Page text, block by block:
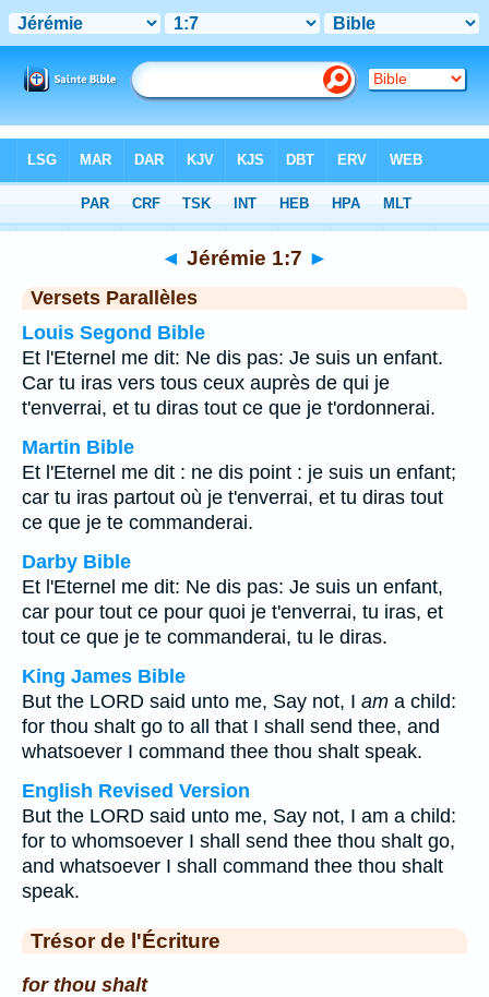
Chapitre 1> Verset 7
◄ Jérémie 1:7 ►
Versets Parallèles
Louis Segond Bible
Et l'Eternel me dit: Ne dis pas: Je suis un enfant.
Car tu iras vers tous ceux auprès de qui je
t'enverrai, et tu diras tout ce que je t'ordonnerai.
Martin Bible
Et l'Eternel me dit : ne dis point : je suis un enfant;
car tu iras partout où je t'enverrai, et tu diras tout
ce que je te commanderai.
Darby Bible
Et l'Eternel me dit: Ne dis pas: Je suis un enfant,
car pour tout ce pour quoi je t'enverrai, tu iras, et
tout ce que je te commanderai, tu le diras.
King James Bible
But the LORD said unto me, Say not, I am a child:
for thou shalt go to all that I shall send thee, and
whatsoever I command thee thou shalt speak.
English Revised Version
But the LORD said unto me, Say not, I am a child:
for to whomsoever I shall send thee thou shalt go,
and whatsoever I shall command thee thou shalt
speak.
Trésor de l'Écriture
for thou shalt